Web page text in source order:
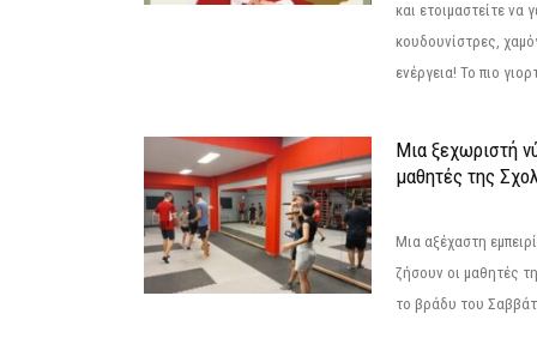
και ετοιμαστείτε να
κουδουνίστρες,
ενέργεια! Το πιο
Μια ξεχωριστή
μαθητές της
Μια αξέχαστη
ζήσουν οι μαθητές
το βράδυ του